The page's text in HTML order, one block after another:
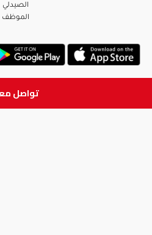
تواصل
الصيدلي
الموظف
ابق على